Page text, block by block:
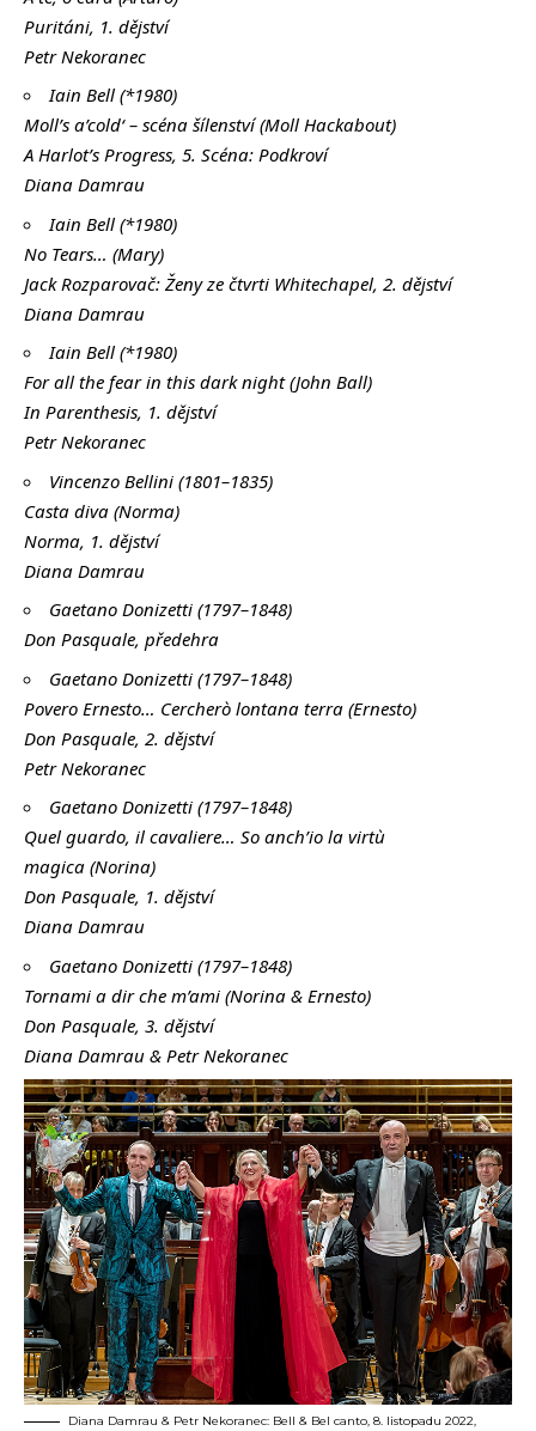
Puritáni, 1. dějství
Petr Nekoranec
Iain Bell (*1980)
Moll’s a’cold‘ – scéna šílenství (Moll Hackabout)
A Harlot’s Progress, 5. Scéna: Podkroví
Diana Damrau
Iain Bell (*1980)
No Tears… (Mary)
Jack Rozparovač: Ženy ze čtvrti Whitechapel, 2. dějství
Diana Damrau
Iain Bell (*1980)
For all the fear in this dark night (John Ball)
In Parenthesis, 1. dějství
Petr Nekoranec
Vincenzo Bellini (1801–1835)
Casta diva (Norma)
Norma, 1. dějství
Diana Damrau
Gaetano Donizetti (1797–1848)
Don Pasquale, předehra
Gaetano Donizetti (1797–1848)
Povero Ernesto… Cercherò lontana terra (Ernesto)
Don Pasquale, 2. dějství
Petr Nekoranec
Gaetano Donizetti (1797–1848)
Quel guardo, il cavaliere… So anch’io la virtù
magica (Norina)
Don Pasquale, 1. dějství
Diana Damrau
Gaetano Donizetti (1797–1848)
Tornami a dir che m’ami (Norina & Ernesto)
Don Pasquale, 3. dějství
Diana Damrau & Petr Nekoranec
Diana Damrau & Petr Nekoranec: Bell & Bel canto, 8. listopadu 2022,